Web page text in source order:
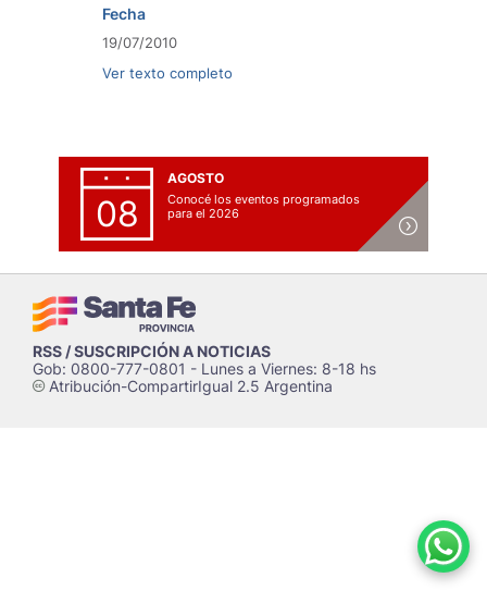
Fecha
19/07/2010
Ver texto completo
08
AGOSTO
Conocé los eventos programados
para el 2026
RSS / SUSCRIPCIÓN A NOTICIAS
Gob: 0800-777-0801 - Lunes a Viernes: 8-18 hs
cAtribución-CompartirIgual 2.5 Argentina